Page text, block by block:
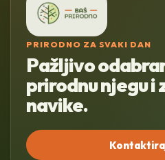
PRIRODNO ZA SVAKI DAN
Pažljivo
prirodnu njegu i
navike.